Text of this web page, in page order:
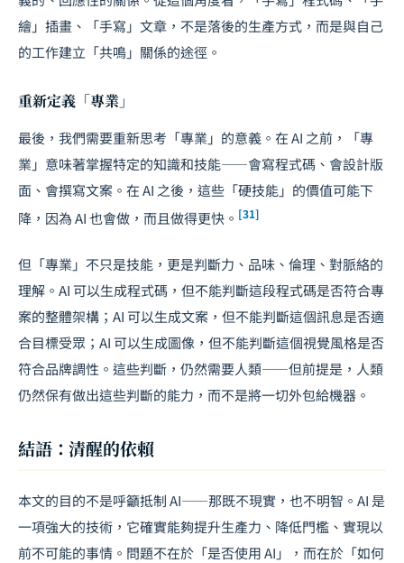
繪」插畫、「手寫」文章，不是落後的生產方式，而是與自己
的工作建立「共鳴」關係的途徑。
重新定義「專業」
最後，我們需要重新思考「專業」的意義。在 AI 之前，「專
業」意味著掌握特定的知識和技能——會寫程式碼、會設計版
面、會撰寫文案。在 AI 之後，這些「硬技能」的價值可能下
降，因為 AI 也會做，而且做得更快。 [31]
但「專業」不只是技能，更是判斷力、品味、倫理、對脈絡的
理解。AI 可以生成程式碼，但不能判斷這段程式碼是否符合專
案的整體架構；AI 可以生成文案，但不能判斷這個訊息是否適
合目標受眾；AI 可以生成圖像，但不能判斷這個視覺風格是否
符合品牌調性。這些判斷，仍然需要人類——但前提是，人類
仍然保有做出這些判斷的能力，而不是將一切外包給機器。
結語：清醒的依賴
本文的目的不是呼籲抵制 AI——那既不現實，也不明智。AI 是
一項強大的技術，它確實能夠提升生產力、降低門檻、實現以
前不可能的事情。問題不在於「是否使用 AI」，而在於「如何